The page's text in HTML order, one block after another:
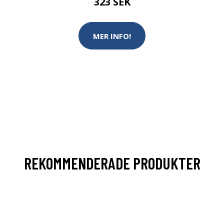
MER INFO!
REKOMMENDERADE PRODUKTER